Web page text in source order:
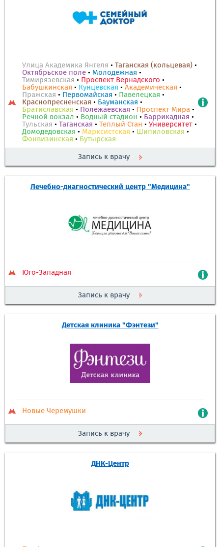
Улица Академика Янгеля • Таганская (кольцевая) •
Октябрьское поле • Молодежная •
Тимирязевская • Проспект Вернадского •
Бабушкинская • Кунцевская • Академическая •
Пражская • Первомайская • Павелецкая •
Краснопресненская • Бауманская •
Братиславская • Полежаевская • Проспект Мира •
Речной вокзал • Водный стадион • Баррикадная •
Тульская • Таганская • Теплый Стан • Университет •
Домодедовская • Марксистская • Шипиловская •
Фонвизинская • Бутырская
Запись к врачу
Лечебно-диагностический центр "Медицина"
Юго-Западная
Запись к врачу
Детская клиника "Фэнтези"
Новые Черемушки
Запись к врачу
ДНК-Центр